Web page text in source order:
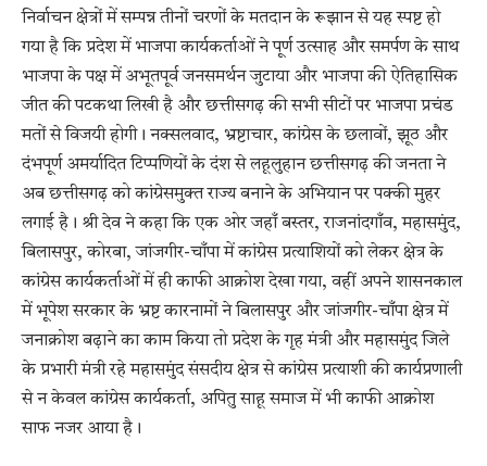
निर्वाचन क्षेत्रों में सम्पन्न तीनों चरणों के मतदान के रूझान से यह स्पष्ट हो
गया है कि प्रदेश में भाजपा कार्यकर्ताओं ने पूर्ण उत्साह और समर्पण के साथ
भाजपा के पक्ष में अभूतपूर्व जनसमर्थन जुटाया और भाजपा की ऐतिहासिक
जीत की पटकथा लिखी है और छत्तीसगढ़ की सभी सीटों पर भाजपा प्रचंड
मतों से विजयी होगी। नक्सलवाद, भ्रष्टाचार, कांग्रेस के छलावों, झूठ और
दंभपूर्ण अमर्यादित टिप्पणियों के दंश से लहूलुहान छत्तीसगढ़ की जनता ने
अब छत्तीसगढ़ को कांग्रेसमुक्त राज्य बनाने के अभियान पर पक्की मुहर
लगाई है। श्री देव ने कहा कि एक ओर जहाँ बस्तर, राजनांदगाँव, महासमुंद,
बिलासपुर, कोरबा, जांजगीर-चाँपा में कांग्रेस प्रत्याशियों को लेकर क्षेत्र के
कांग्रेस कार्यकर्ताओं में ही काफी आक्रोश देखा गया, वहीं अपने शासनकाल
में भूपेश सरकार के भ्रष्ट कारनामों ने बिलासपुर और जांजगीर-चाँपा क्षेत्र में
जनाक्रोश बढ़ाने का काम किया तो प्रदेश के गृह मंत्री और महासमुंद जिले
के प्रभारी मंत्री रहे महासमुंद संसदीय क्षेत्र से कांग्रेस प्रत्याशी की कार्यप्रणाली
से न केवल कांग्रेस कार्यकर्ता, अपितु साहू समाज में भी काफी आक्रोश
साफ नजर आया है।